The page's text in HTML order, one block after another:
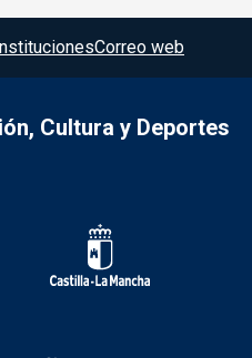
Correo web
Cultura y Deportes